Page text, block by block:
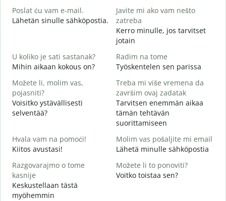
Poslat ću vam e-mail.
Lähetän sinulle sähköpostia.
Javite mi ako vam nešto
zatreba
Kerro minulle, jos tarvitset
jotain
U koliko je sati sastanak?
Mihin aikaan kokous on?
Radim na tome
Työskentelen sen parissa
Možete li, molim vas,
pojasniti?
Voisitko ystävällisesti
selventää?
Treba mi više vremena da
završim ovaj zadatak
Tarvitsen enemmän aikaa
tämän tehtävän
suorittamiseen
Hvala vam na pomoći!
Kiitos avustasi!
Molim vas pošaljite mi email
Lähetä minulle sähköpostia
Razgovarajmo o tome
kasnije
Keskustellaan tästä
myöhemmin
Možete li to ponoviti?
Voitko toistaa sen?